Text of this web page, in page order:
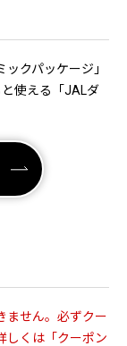
クパッケージ」
使える「JALダ
ません。必ずクー
しくは「クーポン